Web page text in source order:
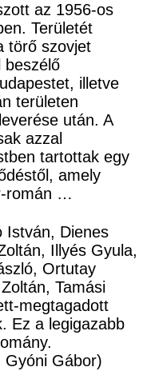
az 1956-os
Területét
törő szovjet
beszélő
illetve
területen
után. A
azzal
tartottak egy
amely
román …
István, Dienes
Illyés Gyula,
Ortutay
Tamási
megtagadott
Ez a legigazabb
Gyóni Gábor)